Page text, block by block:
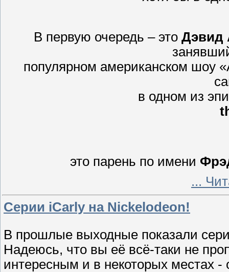
В первую очередь – это Дэвид
популярном американском шоу
в одном из
это парень по имени
...
Серии iCarly на Nickelodeon!
В прошлые выходные показали
Надеюсь, что вы её всё-таки не
интересным и в некоторых местах